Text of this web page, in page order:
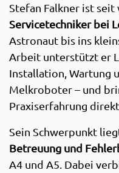
Stefan Falkner ist seit
Servicetechniker bei
Astronaut bis ins
Arbeit unterstützt er
Installation, Wartung
Melkroboter – und
Praxiserfahrung
Sein Schwerpunkt
Betreuung und
A4 und A5. Dabei